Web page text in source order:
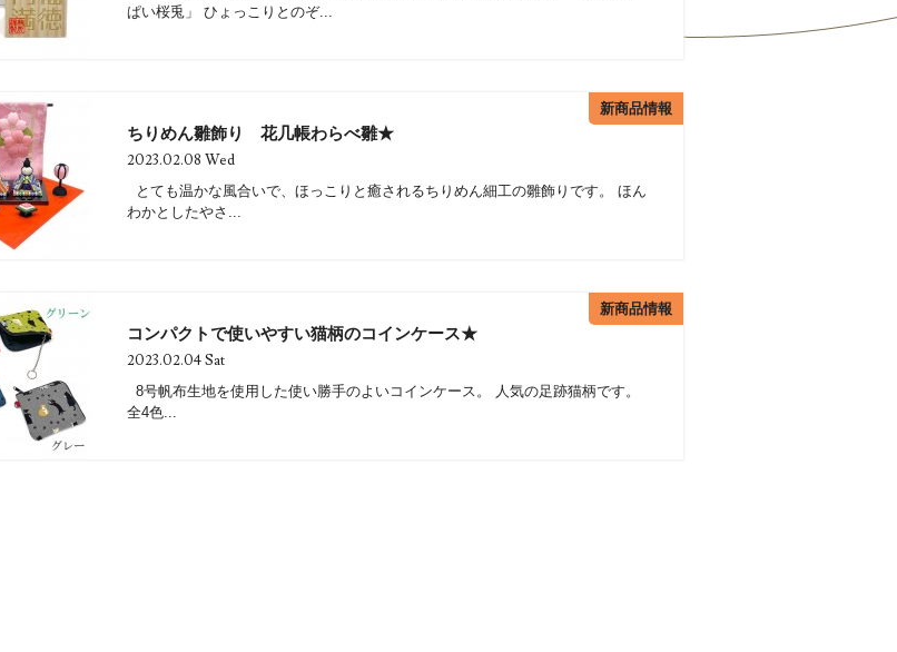
ぱい桜兎」 ひょっこりとのぞ...
新商品情報
ちりめん雛飾り 花几帳わらべ雛★
2023.02.08 Wed
とても温かな風合いで、ほっこりと癒されるちりめん細工の雛飾りです。 ほん
わかとしたやさ...
新商品情報
コンパクトで使いやすい猫柄のコインケース★
2023.02.04 Sat
8号帆布生地を使用した使い勝手のよいコインケース。 人気の足跡猫柄です。
全4色...